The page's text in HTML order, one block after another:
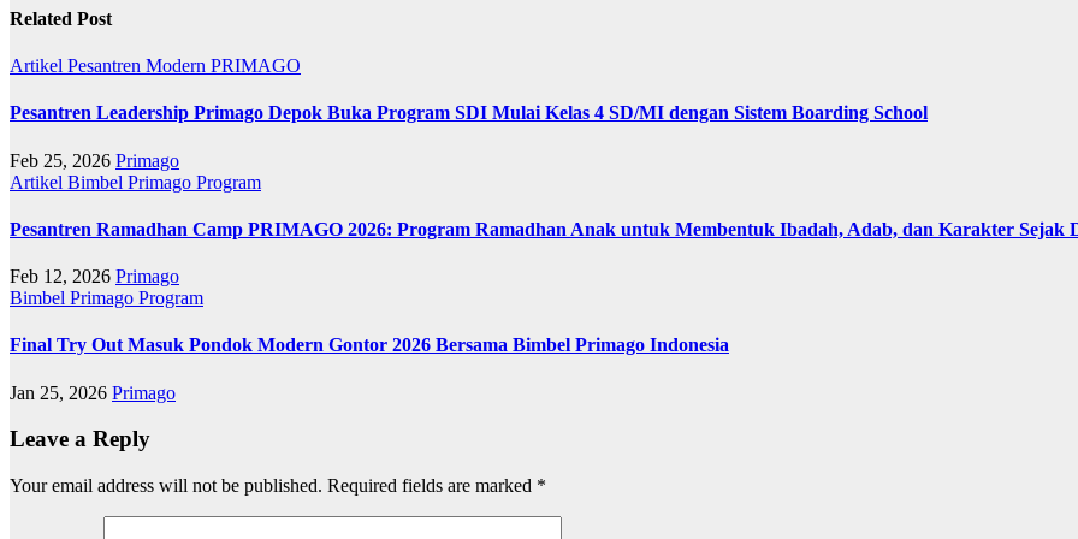
Related Post
Artikel Pesantren Modern PRIMAGO
Pesantren Leadership Primago Depok Buka Program SDI Mulai Kelas 4 SD/MI dengan Sistem Boarding School
Feb 25, 2026 Primago
Artikel Bimbel Primago Program
Pesantren Ramadhan Camp PRIMAGO 2026: Program Ramadhan Anak untuk Membentuk Ibadah, Adab, dan Karakter Sejak
Feb 12, 2026 Primago
Bimbel Primago Program
Final Try Out Masuk Pondok Modern Gontor 2026 Bersama Bimbel Primago Indonesia
Jan 25, 2026 Primago
Leave a Reply
Your email address will not be published. Required fields are marked *